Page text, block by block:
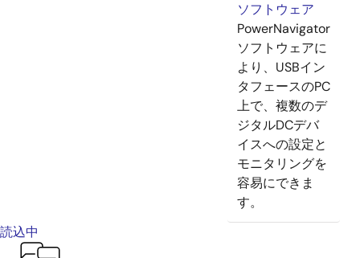
ソフトウェア
PowerNavigator
ソフトウェアに
より、USBイン
タフェースのPC
上で、複数のデ
ジタルDCデバ
イスへの設定と
モニタリングを
容易にできま
す。
読込中